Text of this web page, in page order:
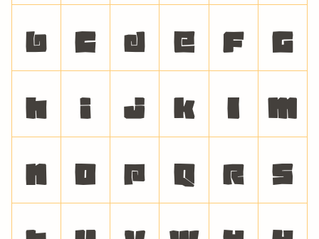
b
c d e f
g
h
i j k l
m
n
o p q r
s